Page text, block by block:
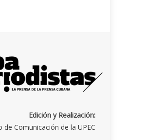
Edición y Realización:
Comunicación de la UPEC